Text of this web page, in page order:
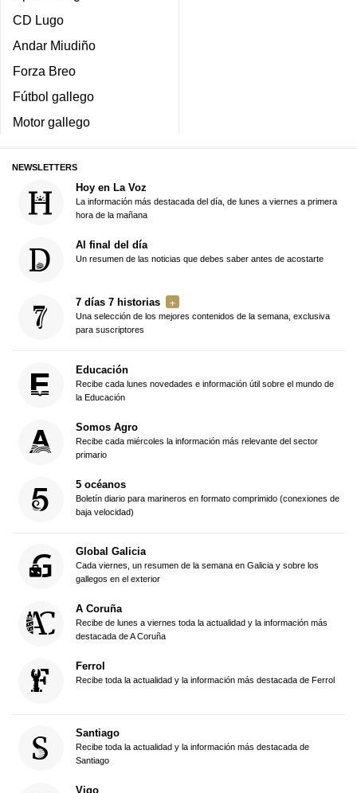
CD Lugo
Andar Miudiño
Forza Breo
Fútbol gallego
Motor gallego
NEWSLETTERS
Hoy en La Voz
La información más destacada del día, de lunes a viernes a primera
hora de la mañana
Al final del día
Un resumen de las noticias que debes saber antes de acostarte
7 días 7 historias
Una selección de los mejores contenidos de la semana, exclusiva
para suscriptores
Educación
Recibe cada lunes novedades e información útil sobre el mundo de
la Educación
Somos Agro
Recibe cada miércoles la información más relevante del sector
primario
5 océanos
Boletín diario para marineros en formato comprimido (conexiones de
baja velocidad)
Global Galicia
Cada viernes, un resumen de la semana en Galicia y sobre los
gallegos en el exterior
A Coruña
Recibe de lunes a viernes toda la actualidad y la información más
destacada de A Coruña
Ferrol
Recibe toda la actualidad y la información más destacada de Ferrol
Santiago
Recibe toda la actualidad y la información más destacada de
Santiago
Vigo